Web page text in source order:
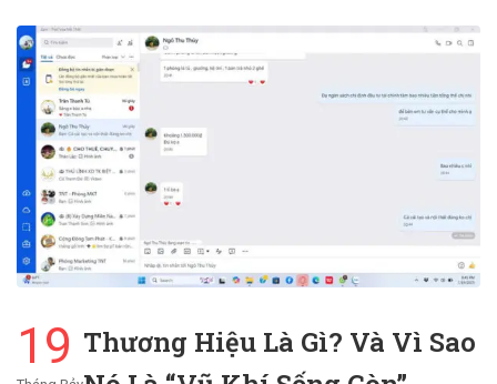
19 Thương Hiệu Là Gì? Và Vì Sao